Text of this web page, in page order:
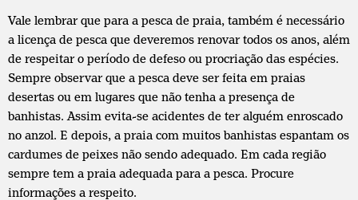
Vale lembrar que para a pesca de praia, também é necessário
a licença de pesca que deveremos renovar todos os anos, além
de respeitar o período de defeso ou procriação das espécies.
Sempre observar que a pesca deve ser feita em praias
desertas ou em lugares que não tenha a presença de
banhistas. Assim evita-se acidentes de ter alguém enroscado
no anzol. E depois, a praia com muitos banhistas espantam os
cardumes de peixes não sendo adequado. Em cada região
sempre tem a praia adequada para a pesca. Procure
informações a respeito.